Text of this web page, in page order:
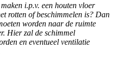
i.p.v. een houten vloer
rotten of beschimmelen is? Dan
worden naar de ruimte
Hier zal de schimmel
en eventueel ventilatie